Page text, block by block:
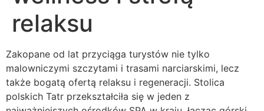
relaksu
Zakopane od lat przyciąga turystów nie tylko
malowniczymi szczytami i trasami narciarskimi, lecz
także bogatą ofertą relaksu i regeneracji. Stolica
polskich Tatr przekształciła się w jeden z